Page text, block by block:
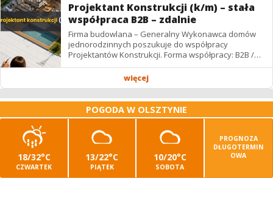
Projektant Konstrukcji (k/m) – stała
współpraca B2B – zdalnie
Firma budowlana – Generalny Wykonawca domów
jednorodzinnych poszukuje do współpracy
Projektantów Konstrukcji. Forma współpracy: B2B /
podwykonawstwo – zdalnie. Wynagrodzenie: ✔
więcej
POGODA W OLSZTYNIE
18/32°C
CZWARTEK
13/22°C
PIĄTEK
10/20°C
SOBOTA
PROGNOZA
DŁUGOTERMIN
OWA